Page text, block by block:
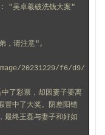
"吴卓羲破洗钱大案"
"兄弟，请注意",
20231229/f6/d9/
冒中了大奖。阴差阳错
最终王磊与妻子和好如